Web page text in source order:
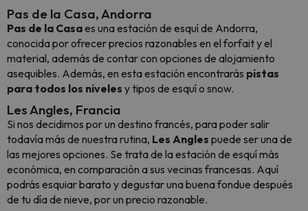
Pas de la Casa, Andorra
Pas de la Casaes una estación de esquí de Andorra,
conocida por ofrecer precios razonables en el forfait y el
material, además de contar con opciones de alojamiento
asequibles. Además, en esta estación encontrarás pistas
para todos los niveles y tipos de esquí o snow.
Les Angles, Francia
Si nos decidimos por un destino francés, para poder salir
todavía más de nuestra rutina, Les Angles puede ser una de
las mejores opciones. Se trata de la estación de esquí más
económica, en comparación a sus vecinas francesas. Aquí
podrás esquiar barato y degustar una buena fondue después
de tu día de nieve, por un precio razonable.